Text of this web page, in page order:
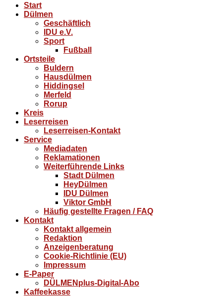
Start
Dülmen
Geschäftlich
IDU e.V.
Sport
Fußball
Ortsteile
Buldern
Hausdülmen
Hiddingsel
Merfeld
Rorup
Kreis
Leserreisen
Leserreisen-Kontakt
Service
Mediadaten
Reklamationen
Weiterführende Links
Stadt Dülmen
HeyDülmen
IDU Dülmen
Viktor GmbH
Häufig gestellte Fragen / FAQ
Kontakt
Kontakt allgemein
Redaktion
Anzeigenberatung
Cookie-Richtlinie (EU)
Impressum
E-Paper
DÜLMENplus-Digital-Abo
Kaffeekasse